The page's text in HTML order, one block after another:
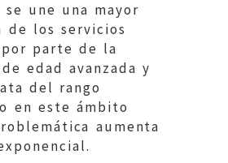
une una mayor
de los servicios
parte de la
edad avanzada y
del rango
en este ámbito
aumenta